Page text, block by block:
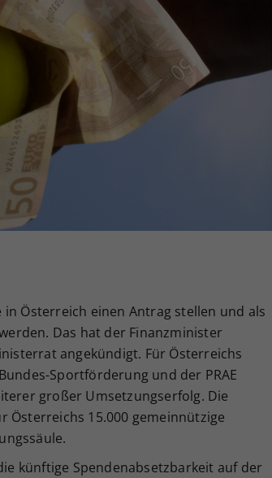
Österreich einen Antrag stellen und als
Das hat der Finanzminister
angekündigt. Für Österreichs
Sportförderung und der PRAE
großer Umsetzungserfolg. Die
Österreichs 15.000 gemeinnützige
künftige Spendenabsetzbarkeit auf der
Ihrer vorgenommen Einstellungen, falls der
Webseiten-Betreiber dies eingestellt hat.